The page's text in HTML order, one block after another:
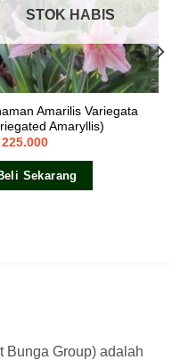
STOK HABIS
Amarilis Variegata
Amaryllis)
225.000
Sekarang
Bunga Group) adalah